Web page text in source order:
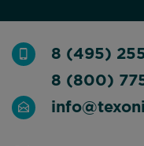
8 (495)
8 (800)